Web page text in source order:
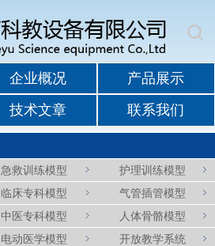
企业概况 产品展示
技术文章 联系我们
急救训练模型
护理训练模型
临床专科模型
气管插管模型
中医专科模型
人体骨骼模型
电动医学模型 开放教学系统